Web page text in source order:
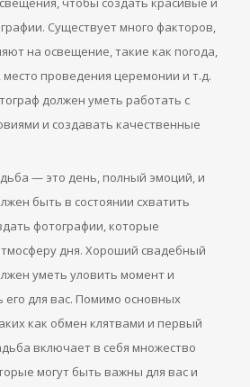
Существует много факторов,
на освещение, такие как погода,
место проведения церемонии и т.д.
должен уметь работать с
и создавать качественные
— это день, полный эмоций, и
быть в состоянии схватить
фотографии, которые
дня. Хороший свадебный
уметь уловить момент и
его для вас. Помимо основных
как обмен клятвами и первый
включает в себя множество
могут быть важны для вас и